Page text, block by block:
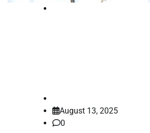
August 13, 2025
0